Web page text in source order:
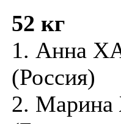
52 кг
1. Анна
(Россия)
2.